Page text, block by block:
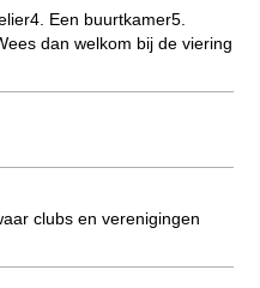
Een buurtkamer5.
dan welkom bij de viering
clubs en verenigingen